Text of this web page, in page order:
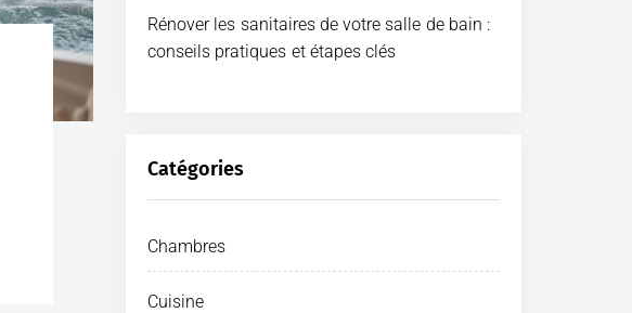
Rénover les sanitaires de votre salle de bain :
conseils pratiques et étapes clés
Catégories
Chambres
Cuisine